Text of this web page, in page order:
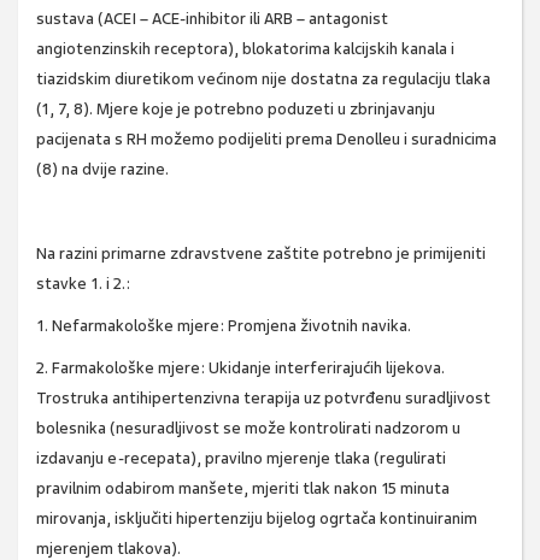
sustava (ACEI – ACE-inhibitor ili ARB – antagonist
angiotenzinskih receptora), blokatorima kalcijskih kanala i
tiazidskim diuretikom većinom nije dostatna za regulaciju tlaka
(1, 7, 8). Mjere koje je potrebno poduzeti u zbrinjavanju
pacijenata s RH možemo podijeliti prema Denolleu i suradnicima
(8) na dvije razine.
Na razini primarne zdravstvene zaštite potrebno je primijeniti
stavke 1. i 2.:
1. Nefarmakološke mjere: Promjena životnih navika.
2. Farmakološke mjere: Ukidanje interferirajućih lijekova.
Trostruka antihipertenzivna terapija uz potvrđenu suradljivost
bolesnika (nesuradljivost se može kontrolirati nadzorom u
izdavanju e-recepata), pravilno mjerenje tlaka (regulirati
pravilnim odabirom manšete, mjeriti tlak nakon 15 minuta
mirovanja, isključiti hipertenziju bijelog ogrtača kontinuiranim
mjerenjem tlakova).